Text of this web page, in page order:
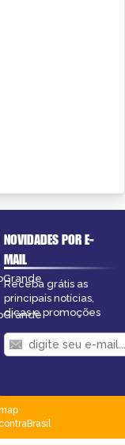
NOVIDADES POR E-
MAIL
Receba grátis as
principais notícias,
dicas e promoções